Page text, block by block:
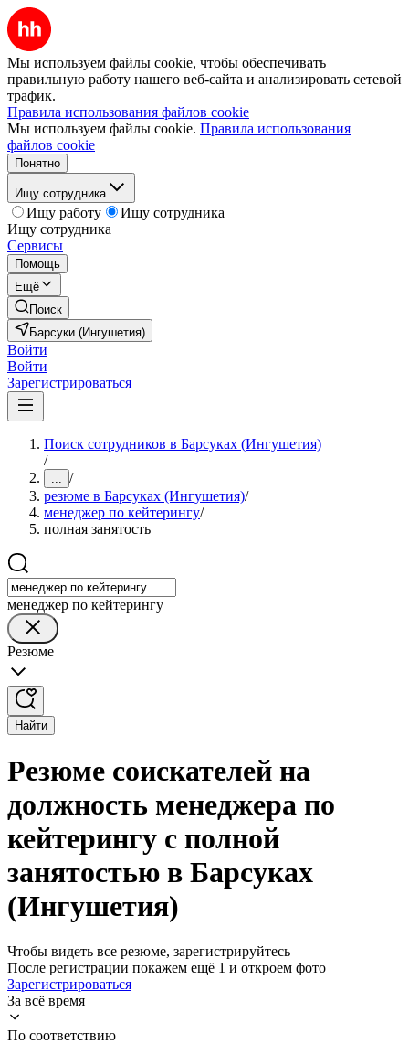
Мы используем файлы cookie, чтобы обеспечивать
правильную работу нашего веб-сайта и анализировать сетевой
трафик.
Правила использования файлов cookie
Мы используем файлы cookie. Правила использования
файлов cookie
Понятно
Ищу сотрудника
Ищу работу
Ищу сотрудника
Ищу сотрудника
Сервисы
Помощь
Ещё
Поиск
Барсуки (Ингушетия)
Войти
Войти
Зарегистрироваться
Поиск сотрудников в Барсуках (Ингушетия)
/
... /
резюме в Барсуках (Ингушетия)/
менеджер по кейтерингу/
полная занятость
менеджер по кейтерингу
Резюме
Найти
Резюме соискателей на
должность менеджера по
кейтерингу с полной
занятостью в Барсуках
(Ингушетия)
Чтобы видеть все резюме, зарегистрируйтесь
После регистрации покажем ещё 1 и откроем фото
Зарегистрироваться
За всё время
По соответствию